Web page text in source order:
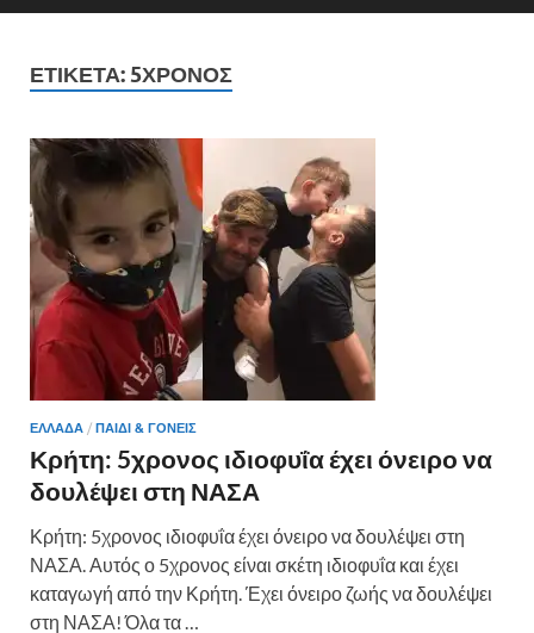
ΕΤΙΚΈΤΑ: 5ΧΡΟΝΟΣ
ΕΛΛΑΔΑ / ΠΑΙΔΊ & ΓΟΝΕΊΣ
Κρήτη: 5χρονος ιδιοφυΐα έχει όνειρο να
δουλέψει στη ΝΑΣΑ
Κρήτη: 5χρονος ιδιοφυΐα έχει όνειρο να δουλέψει στη
ΝΑΣΑ. Αυτός ο 5χρονος είναι σκέτη ιδιοφυΐα και έχει
καταγωγή από την Κρήτη. Έχει όνειρο ζωής να δουλέψει
στη ΝΑΣΑ! Όλα τα …